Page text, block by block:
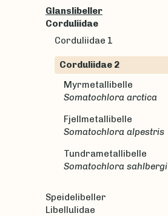
Glanslibeller
Corduliidae
Corduliidae 1
Corduliidae 2
Myrmetallibelle
Somatochlora arctica
Fjellmetallibelle
Somatochlora alpestris
Tundrametallibelle
Somatochlora sahlbergi
Speidelibeller
Libellulidae